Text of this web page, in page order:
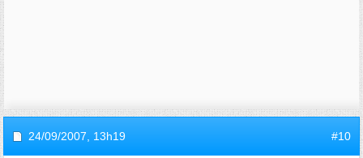
24/09/2007, 13h19 #10